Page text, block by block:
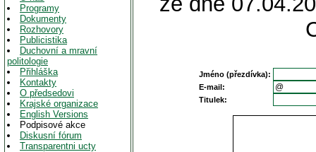
Programy
Dokumenty
Rozhovory
Publicistika
Duchovní a mravní
politologie
Přihláška
Kontakty
O předsedovi
Krajské organizace
English Versions
Podpisové akce
Diskusní fórum
Transparentni ucty
Jméno (přezdívka):
E-mail:
Titulek: